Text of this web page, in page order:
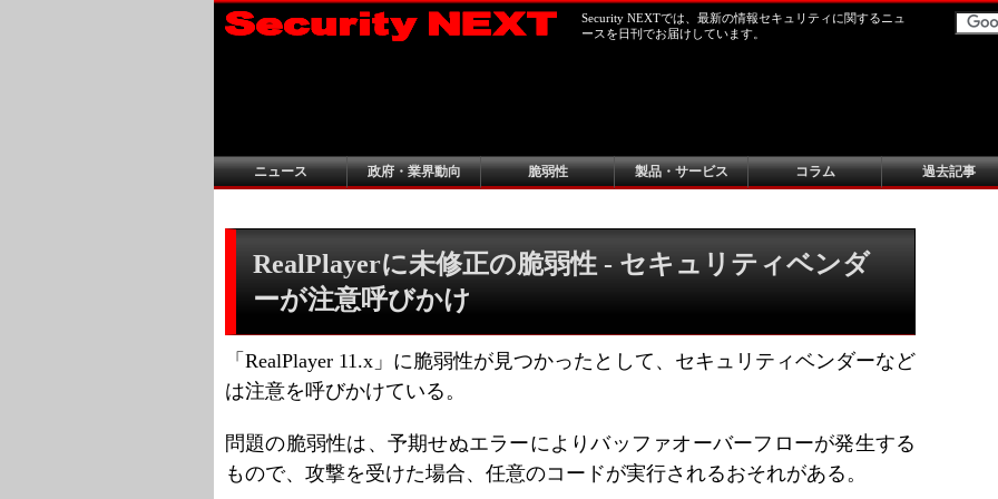
Security NEXTでは、最新の情報セキュリティに関するニュ
ースを日刊でお届けしています。
ニュース 政府・業界動向 脆弱性 製品・サービス コラム 過去記事
RealPlayerに未修正の脆弱性 - セキュリティベンダ
ーが注意呼びかけ
「RealPlayer 11.x」に脆弱性が見つかったとして、セキュリティベンダーなど
は注意を呼びかけている。
問題の脆弱性は、予期せぬエラーによりバッファオーバーフローが発生する
もので、攻撃を受けた場合、任意のコードが実行されるおそれがある。